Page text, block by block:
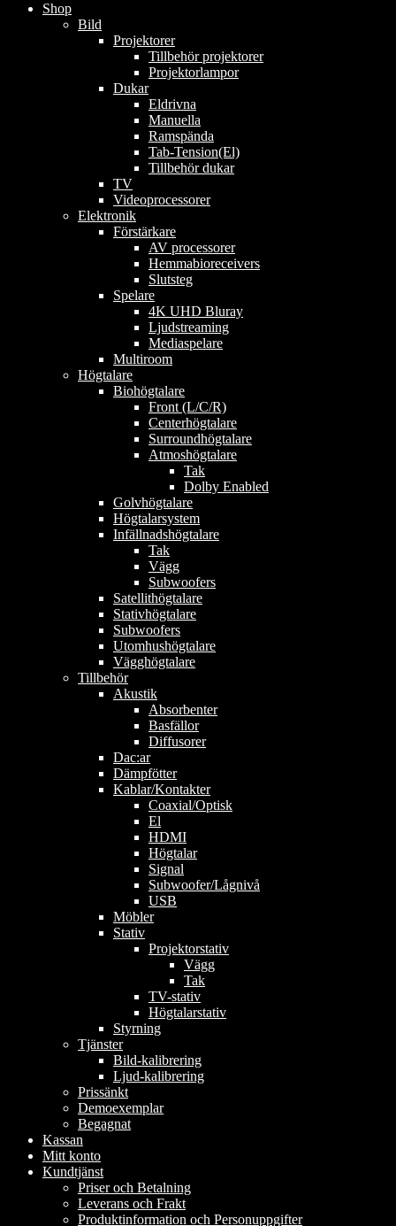
Shop
Bild
Projektorer
Tillbehör projektorer
Projektorlampor
Dukar
Eldrivna
Manuella
Ramspända
Tab-Tension(El)
Tillbehör dukar
TV
Videoprocessorer
Elektronik
Förstärkare
AV processorer
Hemmabioreceivers
Slutsteg
Spelare
4K UHD Bluray
Ljudstreaming
Mediaspelare
Multiroom
Högtalare
Biohögtalare
Front (L/C/R)
Centerhögtalare
Surroundhögtalare
Atmoshögtalare
Tak
Dolby Enabled
Golvhögtalare
Högtalarsystem
Infällnadshögtalare
Tak
Vägg
Subwoofers
Satellithögtalare
Stativhögtalare
Subwoofers
Utomhushögtalare
Vägghögtalare
Tillbehör
Akustik
Absorbenter
Basfällor
Diffusorer
Dac:ar
Dämpfötter
Kablar/Kontakter
Coaxial/Optisk
El
HDMI
Högtalar
Signal
Subwoofer/Lågnivå
USB
Möbler
Stativ
Projektorstativ
Vägg
Tak
TV-stativ
Högtalarstativ
Styrning
Tjänster
Bild-kalibrering
Ljud-kalibrering
Prissänkt
Demoexemplar
Begagnat
Kassan
Mitt konto
Kundtjänst
Priser och Betalning
Leverans och Frakt
Produktinformation och Personuppgifter